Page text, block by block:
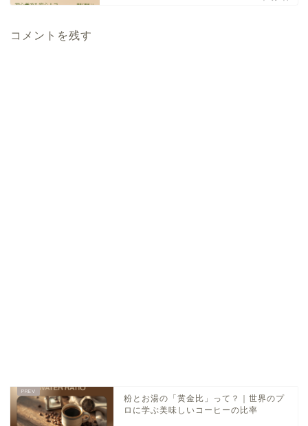
コメントを残す
粉とお湯の「黄金比」って？｜世界のプ
ロに学ぶ美味しいコーヒーの比率